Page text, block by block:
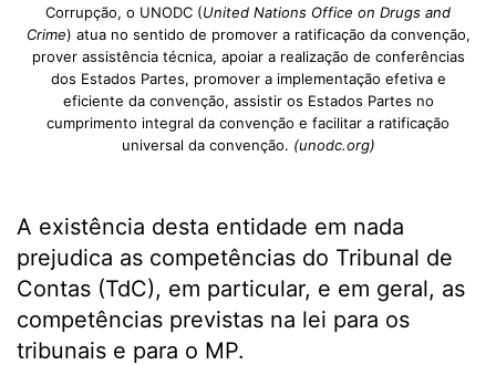
Corrupção, o UNODC (United Nations Office on Drugs and
Crime) atua no sentido de promover a ratificação da convenção,
prover assistência técnica, apoiar a realização de conferências
dos Estados Partes, promover a implementação efetiva e
eficiente da convenção, assistir os Estados Partes no
cumprimento integral da convenção e facilitar a ratificação
universal da convenção. (unodc.org)
A existência desta entidade em nada
prejudica as competências do Tribunal de
Contas (TdC), em particular, e em geral, as
competências previstas na lei para os
tribunais e para o MP.